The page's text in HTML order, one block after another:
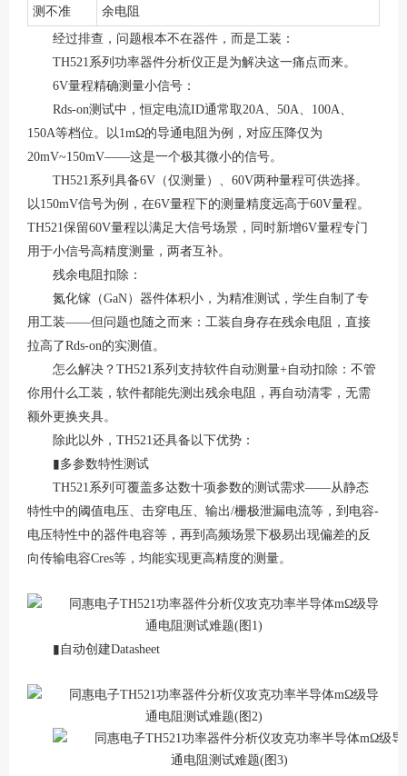
测不准
余电阻
经过排查，问题根本不在器件，而是工装：
TH521系列功率器件分析仪正是为解决这一痛点而来。
6V量程精确测量小信号：
Rds-on测试中，恒定电流ID通常取20A、50A、100A、
150A等档位。以1mΩ的导通电阻为例，对应压降仅为
20mV~150mV——这是一个极其微小的信号。
TH521系列具备6V（仅测量）、60V两种量程可供选择。
以150mV信号为例，在6V量程下的测量精度远高于60V量程。
TH521保留60V量程以满足大信号场景，同时新增6V量程专门
用于小信号高精度测量，两者互补。
残余电阻扣除：
氮化镓（GaN）器件体积小，为精准测试，学生自制了专
用工装——但问题也随之而来：工装自身存在残余电阻，直接
拉高了Rds-on的实测值。
怎么解决？ TH521系列支持软件自动测量+自动扣除：不管
你用什么工装，软件都能先测出残余电阻，再自动清零，无需
额外更换夹具。
除此以外， TH521还具备以下优势：
▮多参数特性测试
TH521系列可覆盖多达数十项参数的测试需求——从静态
特性中的阈值电压、击穿电压、输出/栅极泄漏电流等，到电容-
电压特性中的器件电容等，再到高频场景下极易出现偏差的反
向传输电容Cres等，均能实现更高精度的测量。
▮自动创建Datasheet